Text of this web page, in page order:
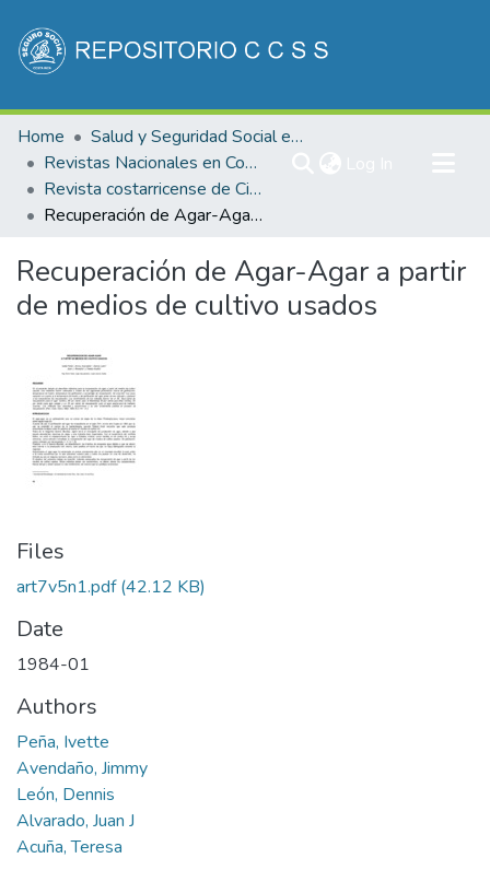
Communities & Collections
All of DSpace
Statistics
Home
Salud y Seguridad Social en Costa Rica
Revistas Nacionales en Costa Rica
Revista costarricense de Ciencias Médicas
Recuperación de Agar-Agar a partir de medios de cultivo usados
Recuperación de Agar-Agar a partir
de medios de cultivo usados
Files
art7v5n1.pdf(42.12 KB)
Date
1984-01
Authors
Peña, Ivette
Avendaño, Jimmy
León, Dennis
Alvarado, Juan J
Acuña, Teresa